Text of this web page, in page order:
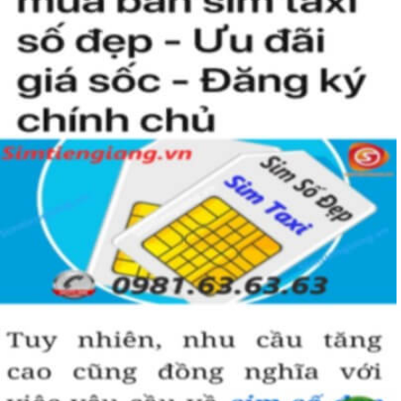
Hướng dẫn mua Sim Lục Quý 9 tại
Simtiengiang.vn.
Sim Tiền Giang là đơn vị cung cấp sim số đẹp lục quý 9, sim giá rẻ
uy tín chất lượng.
Chọn mua sim số đẹp thường mất nhiều thời gian ở khoản lựa số,
một số phải vừa đẹp, vừa tốt về phong thủy thì mới là sim hoàn
hảo. Vậy phải làm sao?
- Cách nhanh nhất để chọn mua được sim lục quý 9 là bạn vào
trang chủ của Sim Tiền Giang, chọn mục “Sim giảm giá “ ở ngay
đầu trang chủ. Đây là danh sách sim được đại lý giảm giá vì một số
lý do nên bạn có thể chọn mua được số đẹp lại có giá cực rẻ nữa.
Ngoài ra quý khách chưa ưng ý về sim luc quy 9 có cũng thể tham
khảo thêm Sim Vinaphone,Sim Gmobile, Sim Lục Quý,Sim Năm
Sinh..